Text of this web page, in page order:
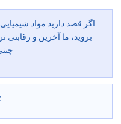
اگر قصد دارید مواد
56316-30-4 (0) تامین کنندگان برای :